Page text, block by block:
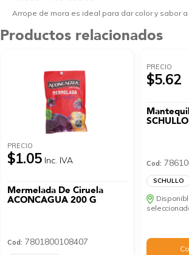
Arrope de mora es ideal para dar color y sabor
Productos relacionados
PRECIO
$1.05 Inc. IVA
Mermelada De Ciruela
ACONCAGUA 200 G
Cod: 7801800108407
PRECIO
$5.62
Cod:
SCHULLO